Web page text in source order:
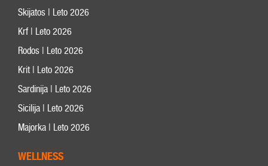
Skijatos | Leto 2026
Krf | Leto 2026
Rodos | Leto 2026
Krit | Leto 2026
Sardinija | Leto 2026
Sicilija | Leto 2026
Majorka | Leto 2026
WELLNESS